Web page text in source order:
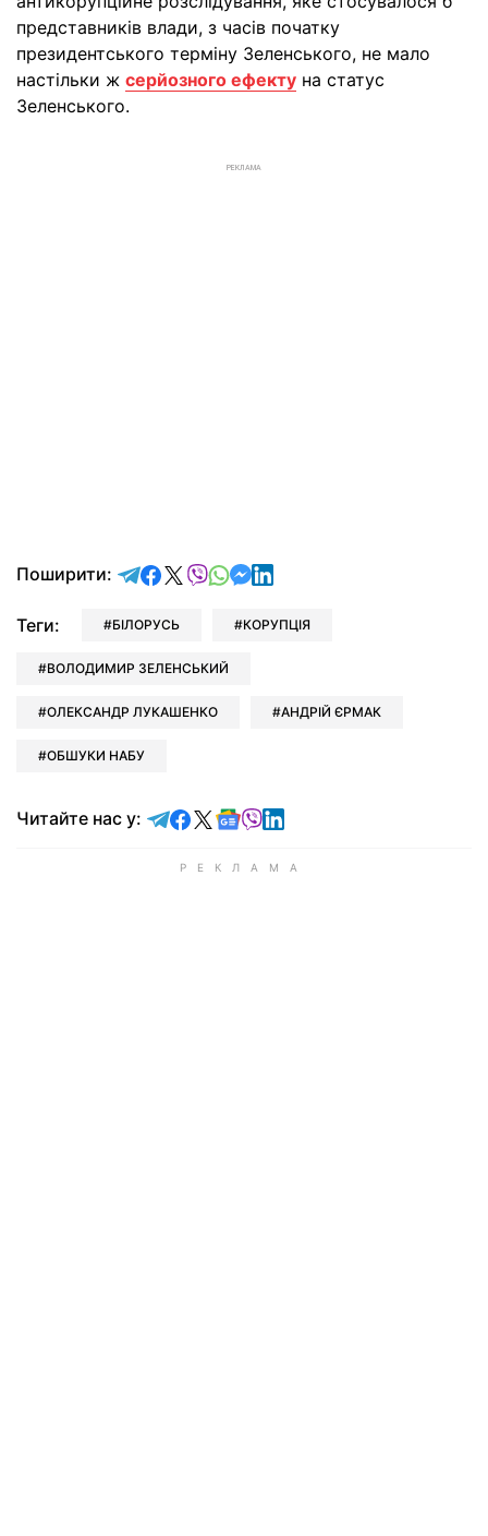
представників влади, з часів початку
президентського терміну Зеленського, не мало
настільки ж серйозного ефекту на статус
Зеленського.
РЕКЛАМА
Поширити: відправити у Telegram
поділитись у Facebook
поділитись у X
відправити у Viber
відправити у Whatsapp
відправити у Messenger
відправити у LinkedIn
Теги: БІЛОРУСЬ КОРУПЦІЯ
ВОЛОДИМИР ЗЕЛЕНСЬКИЙ
ОЛЕКСАНДР ЛУКАШЕНКО АНДРІЙ ЄРМАК
ОБШУКИ НАБУ
Читайте нас у: Читайте у Telegram
Читайте у Facebook
Читайте у X
Читайте у Google news
Читайте у Viber
Читайте у LinkedIn